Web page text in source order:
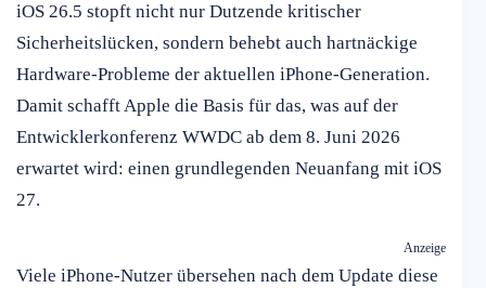
iOS 26.5 stopft nicht nur Dutzende kritischer
Sicherheitslücken, sondern behebt auch hartnäckige
Hardware-Probleme der aktuellen iPhone-Generation.
Damit schafft Apple die Basis für das, was auf der
Entwicklerkonferenz WWDC ab dem 8. Juni 2026
erwartet wird: einen grundlegenden Neuanfang mit iOS
27.
Anzeige
Viele iPhone-Nutzer übersehen nach dem Update diese